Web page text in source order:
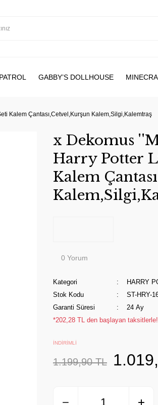
GABBY’S DOLLHOUSE
Kalem Çantası,Cetvel,Kurşun Kalem,Silgi,Kalemtraş
x Dekomus
Harry Potter
Kalem
0 Yorum
Kategori
HARRY
Stok Kodu
ST-HRY-
Garanti Süresi
24 Ay
*202,28 TL den başlayan taksitlerle!
İNDİRİMLİ
1.199,90 TL